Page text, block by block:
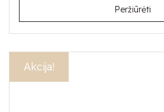
Peržiūrėti
Akcija!